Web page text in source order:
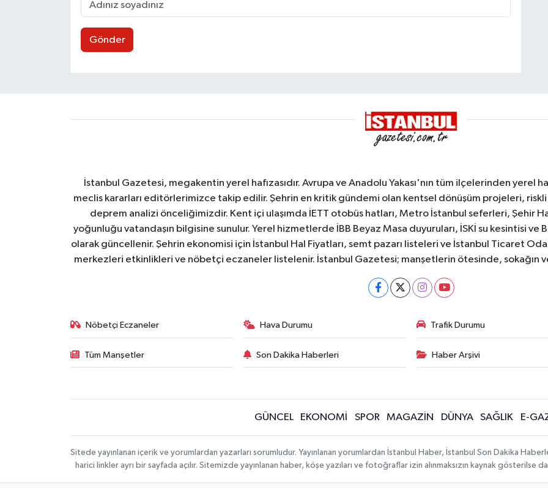
Gönder
İstanbul Gazetesi, megakentin yerel hafızasıdır. Avrupa ve Anadolu Yakası'nın tüm ilçelerinden yerel
meclis kararları editörlerimizce takip edilir. Şehrin en kritik gündemi olan kentsel dönüşüm projeleri, riskli
deprem analizi önceliğimizdir. Kent içi ulaşımda İETT otobüs hatları, Metro İstanbul seferleri, Şehir
yoğunluğu vatandaşın bilgisine sunulur. Yerel hizmetlerde İBB Beyaz Masa duyuruları, İSKİ su kesintisi ve
olarak güncellenir. Şehrin ekonomisi için İstanbul Hal Fiyatları, semt pazarı listeleri ve İstanbul Ticaret
merkezleri etkinlikleri ve nöbetçi eczaneler listelenir. İstanbul Gazetesi; manşetlerin ötesinde, sokağın
Nöbetçi Eczaneler Hava Durumu Trafik Durumu
Tüm Manşetler Son Dakika Haberleri Haber Arşivi
GÜNCEL EKONOMİ SPOR MAGAZİN DÜNYA SAĞLIK E-
Sitede yayınlanan içerik ve yorumlardan yazarları sorumludur. Yayınlanan yorumlardan İstanbul Haber, İstanbul Son Dakika
harici linkler ayrı bir sayfada açılır. Sitemizde yayınlanan haber, köşe yazıları ve fotoğraflar izin alınmaksızın kaynak gösterilse